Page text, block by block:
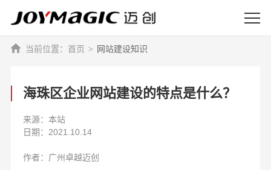
首页 网站建设知识
海珠区企业网站建设的特点是什么？
来源：本站
日期：2021.10.14
作者：广州卓越迈创